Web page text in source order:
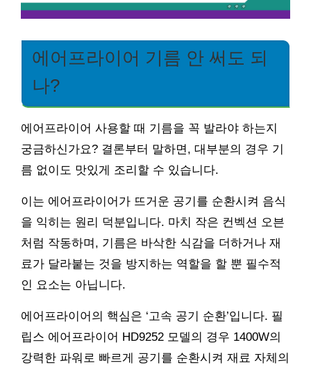
에어프라이어 기름 안 써도 되
나?
에어프라이어 사용할 때 기름을 꼭 발라야 하는지
궁금하신가요? 결론부터 말하면, 대부분의 경우 기
름 없이도 맛있게 조리할 수 있습니다.
이는 에어프라이어가 뜨거운 공기를 순환시켜 음식
을 익히는 원리 덕분입니다. 마치 작은 컨벡션 오븐
처럼 작동하며, 기름은 바삭한 식감을 더하거나 재
료가 달라붙는 것을 방지하는 역할을 할 뿐 필수적
인 요소는 아닙니다.
에어프라이어의 핵심은 ‘고속 공기 순환’입니다. 필
립스 에어프라이어 HD9252 모델의 경우 1400W의
강력한 파워로 빠르게 공기를 순환시켜 재료 자체의